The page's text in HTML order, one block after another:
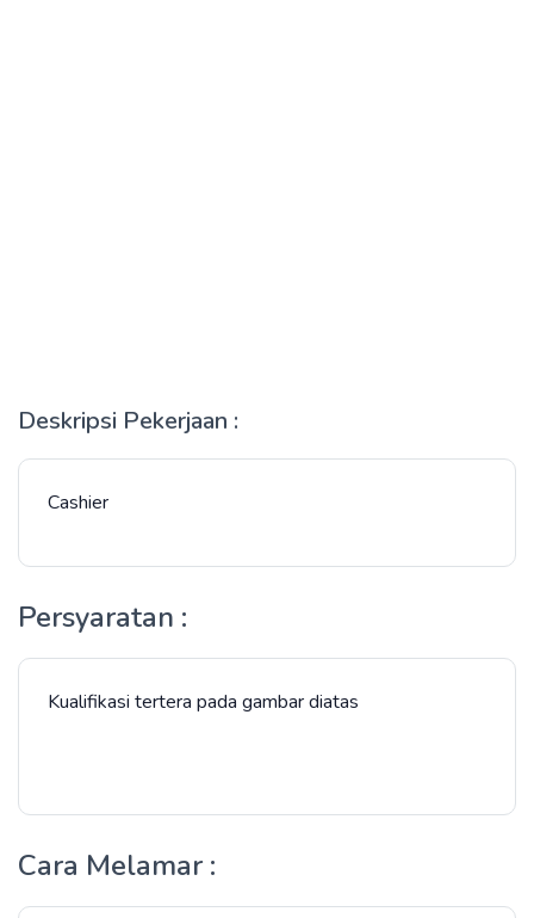
Deskripsi Pekerjaan :
Cashier
Persyaratan :
Kualifikasi tertera pada gambar diatas
Cara Melamar :